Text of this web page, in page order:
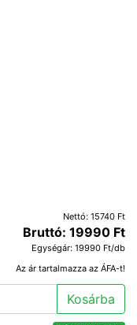
Nettó: 15740 Ft
Bruttó: 19990 Ft
Egységár: 19990 Ft/db
Az ár tartalmazza az ÁFA-t!
Kosárba